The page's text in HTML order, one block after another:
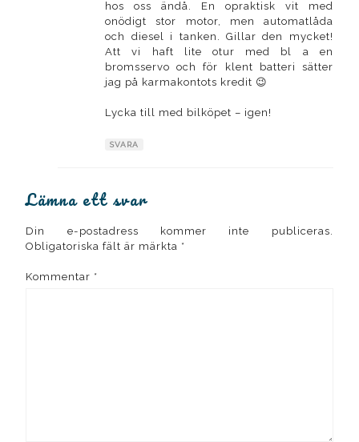
hos oss ändå. En opraktisk vit med
onödigt stor motor, men automatlåda
och diesel i tanken. Gillar den mycket!
Att vi haft lite otur med bl a en
bromsservo och för klent batteri sätter
jag på karmakontots kredit 😉
Lycka till med bilköpet – igen!
SVARA
Lämna ett svar
Din e-postadress kommer inte publiceras.
Obligatoriska fält är märkta *
Kommentar *